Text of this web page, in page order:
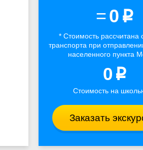
=0 p
* Стоимость рассчитана
транспорта при
населенного пункта
0 p
Стоимость на
Заказать